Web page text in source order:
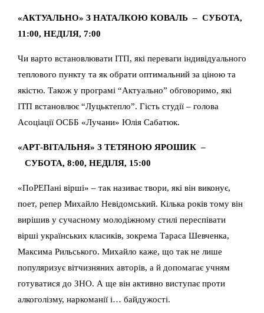
«АКТУАЛЬНО» З НАТАЛКОЮ КОВАЛЬ – СУБОТА,
11:00, НЕДІЛЯ, 7:00
Чи варто встановлювати ІТП, які переваги індивідуального
теплового пункту та як обрати оптимальний за ціною та
якістю. Також у програмі “Актуально” обговоримо, які
ІТП встановлює “Луцьктепло”. Гість студії – голова
Асоціації ОСББ «Лучани» Юлія Сабатюк.
«АРТ-ВІТАЛЬНЯ» З ТЕТЯНОЮ ЯРОШИК –
СУБОТА, 8:00, НЕДІЛЯ, 15:00
«ПоРЕПані вірші» – так називає твори, які він виконує,
поет, репер Михайло Невідомський. Кілька років тому він
вирішив у сучасному молодіжному стилі переспівати
вірші українських класиків, зокрема Тараса Шевченка,
Максима Рильського. Михайло каже, що так не лише
популяризує вітчизняних авторів, а й допомагає учням
готуватися до ЗНО. А ще він активно виступає проти
алкоголізму, наркоманії і… байдужості.